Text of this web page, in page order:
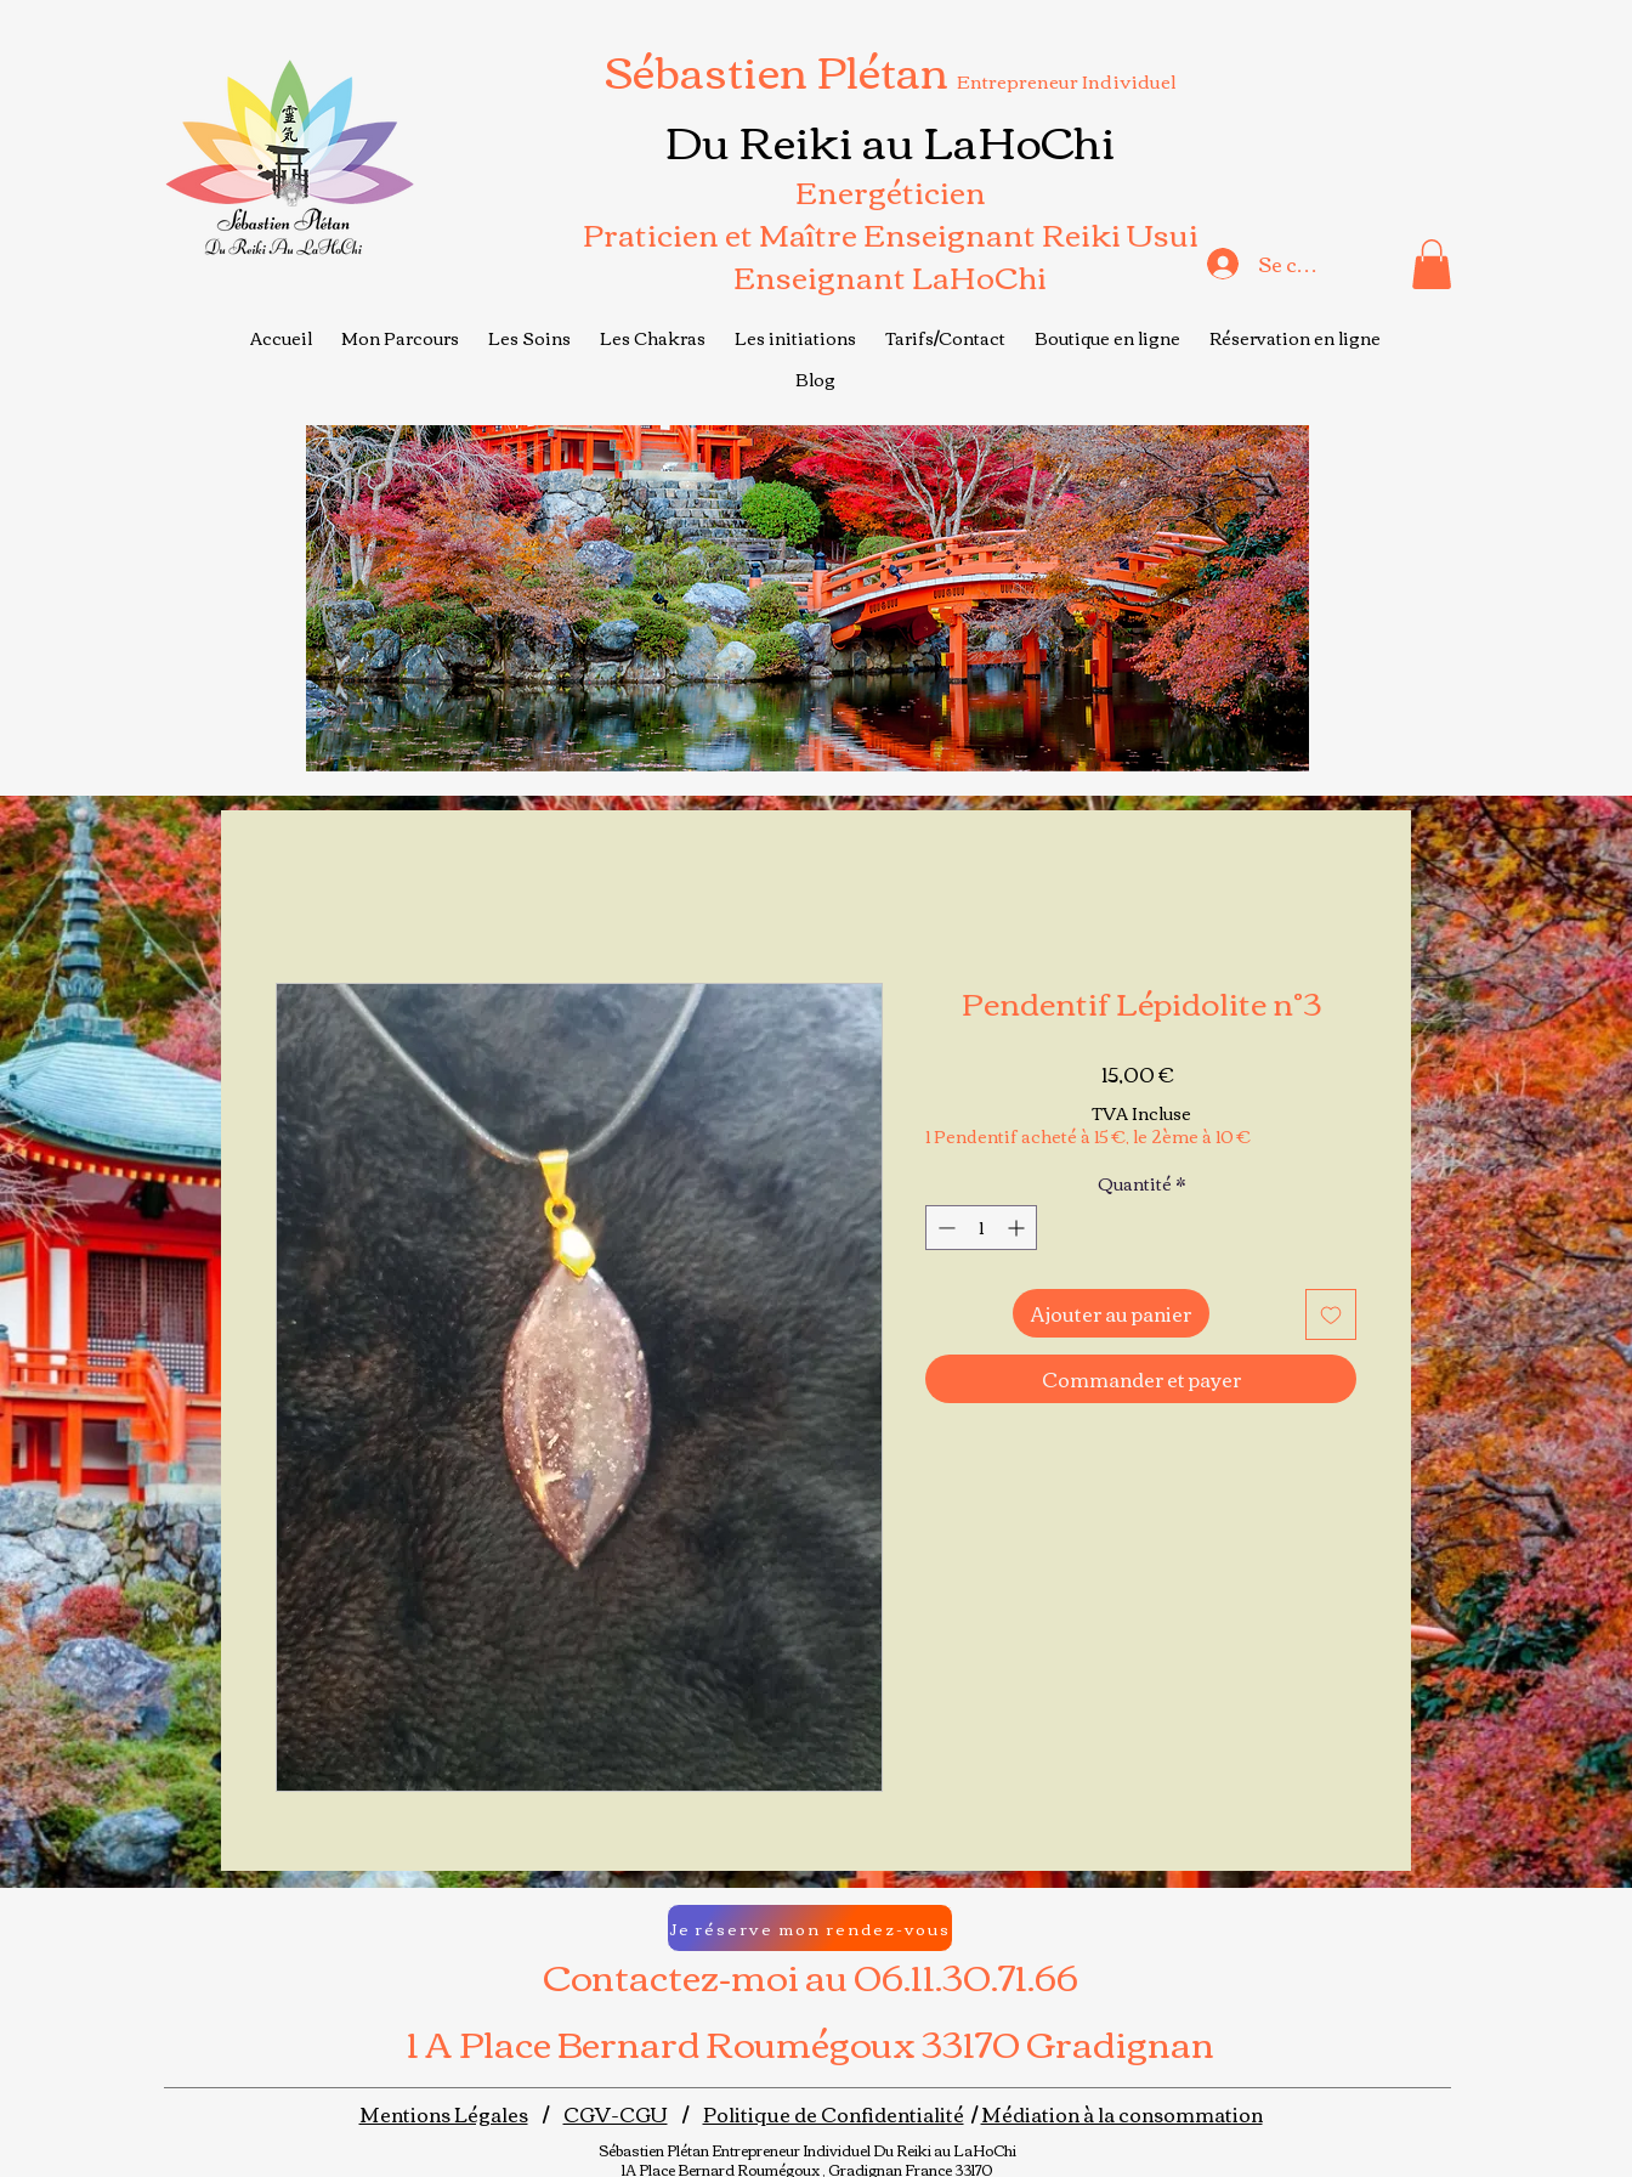
Sébastien Plétan Entrepreneur Individuel
Du Reiki au LaHoChi
Energéticien
Praticien et Maître Enseignant Reiki Usui
Enseignant LaHoChi Se connecter
Accueil Mon Parcours Les Soins Les Chakras Les initiations Tarifs/Contact Boutique en ligne
Réservation en ligne
Blog
Pendentif Lépidolite n°3
15,00 €Prix
TVA Incluse
1 Pendentif acheté à 15 €, le 2ème à 10 €
Quantité*
Ajouter au panier
Commander et payer
Contactez-moi au 06.11.30.71.66
1 A Place Bernard Roumégoux 33170 Gradignan
Je réserve mon rendez-vous
Mentions Légales/ CGV-CGU/ Politique de Confidentialité /Médiation à la consommation
Sébastien PlétanEntrepreneur IndividuelDu Reiki au LaHoChi
1A Place Bernard Roumégoux , Gradignan France 33170